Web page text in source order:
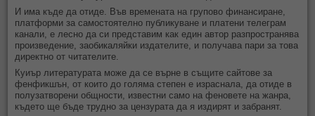
И има къде да отиде. Във времената на групово финансиране,
платформи за самостоятелно публикуване и платени телеграм
канали, е лесно да си представим как един автор разпространява
произведение, заобикаляйки издателите, и получава пари за това
директно от читателите.
Куиър литературата може да се върне в същите сайтове за
фенфикшън, от които до голяма степен е израснала, да отиде в
полузатворени общности, известни само на феновете на жанра,
където ще бъде трудно за цензурата да я издирят и забранят.